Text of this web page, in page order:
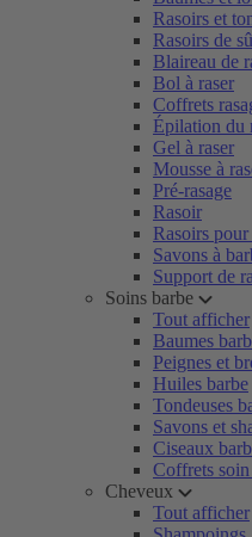
Rasoirs et
Rasoirs de
Blaireau de
Bol à raser
Coffrets
Épilation du
Gel à raser
Mousse à
Pré-rasage
Rasoir
Rasoirs
Savons à
Support de
Soins barbe
Tout afficher
Baumes
Peignes et
Huiles barbe
Tondeuses
Savons et
Ciseaux
Coffrets
Cheveux
Tout afficher